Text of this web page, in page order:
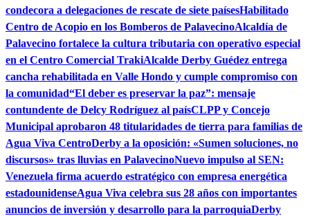
condecora a delegaciones de rescate de siete paísesHabilitado
Centro de Acopio en los Bomberos de PalavecinoAlcaldía de
Palavecino fortalece la cultura tributaria con operativo especial
en el Centro Comercial TrakiAlcalde Derby Guédez entrega
cancha rehabilitada en Valle Hondo y cumple compromiso con
la comunidad“El deber es preservar la paz”: mensaje
contundente de Delcy Rodríguez al paísCLPP y Concejo
Municipal aprobaron 48 titularidades de tierra para familias de
Agua Viva CentroDerby a la oposición: «Sumen soluciones, no
discursos» tras lluvias en PalavecinoNuevo impulso al SEN:
Venezuela firma acuerdo estratégico con empresa energética
estadounidenseAgua Viva celebra sus 28 años con importantes
anuncios de inversión y desarrollo para la parroquiaDerby